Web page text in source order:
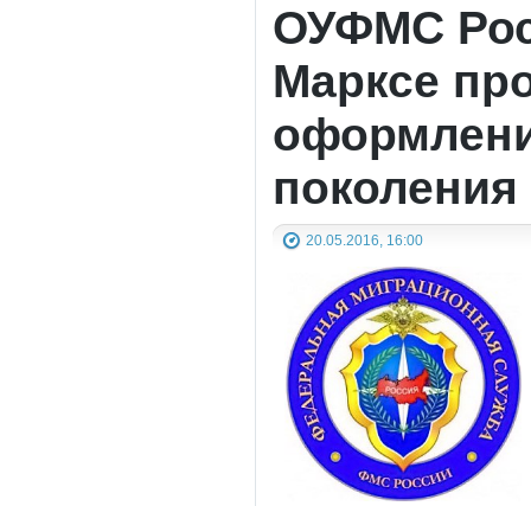
ОУФМС
Марксе
поколения
20.05.2016, 16:00